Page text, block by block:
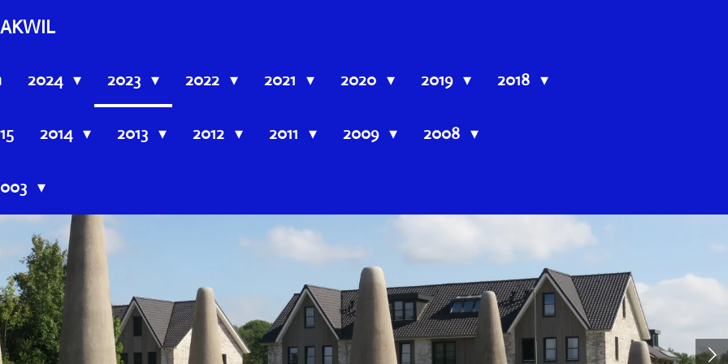
2024 2023 2022 2021 2020 2019 2018
2014 2013 2012 2011 2009 2008